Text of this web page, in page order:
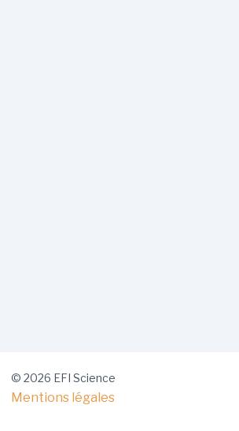
© 2026 EFI Science
Mentions légales